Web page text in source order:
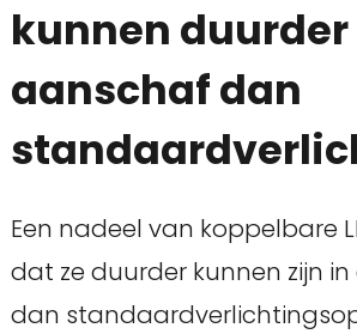
kunnen duurder
aanschaf dan
Een nadeel van koppelbare
dat ze duurder kunnen zijn
dan